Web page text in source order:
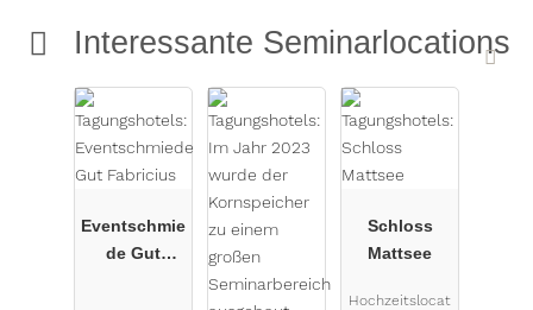
Interessante Seminarlocations
Eventschmie
de Gut
Schloss
Mattsee
Hochzeitslocat